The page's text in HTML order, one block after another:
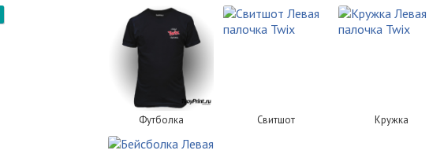
Футболка Свитшот Кружка